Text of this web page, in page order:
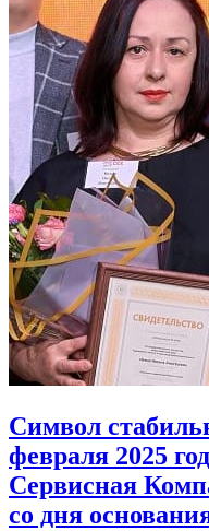
Символ
февраля 2025
Сервисная
со дня